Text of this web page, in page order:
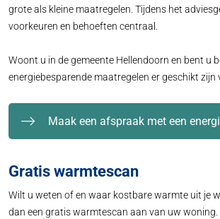
grote als kleine maatregelen. Tijdens het
voorkeuren en behoeften centraal.
Woont u in de gemeente Hellendoorn en bent u
energiebesparende maatregelen er geschikt zijn
Maak een afspraak met een
Gratis warmtescan
Wilt u weten of en waar kostbare warmte uit je
dan een gratis warmtescan aan van uw woning.